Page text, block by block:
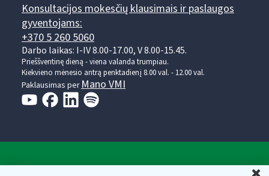
Konsultacijos mokesčių klausimais ir paslaugos
gyventojams:
+370 5 260 5060
Darbo laikas: I-IV 8.00-17.00, V 8.00-15.45.
Prieššventinę dieną - viena valanda trumpiau.
Kiekvieno mėnesio antrą penktadienį 8.00 val. - 12.00 val.
Paklausimas per Mano VMI